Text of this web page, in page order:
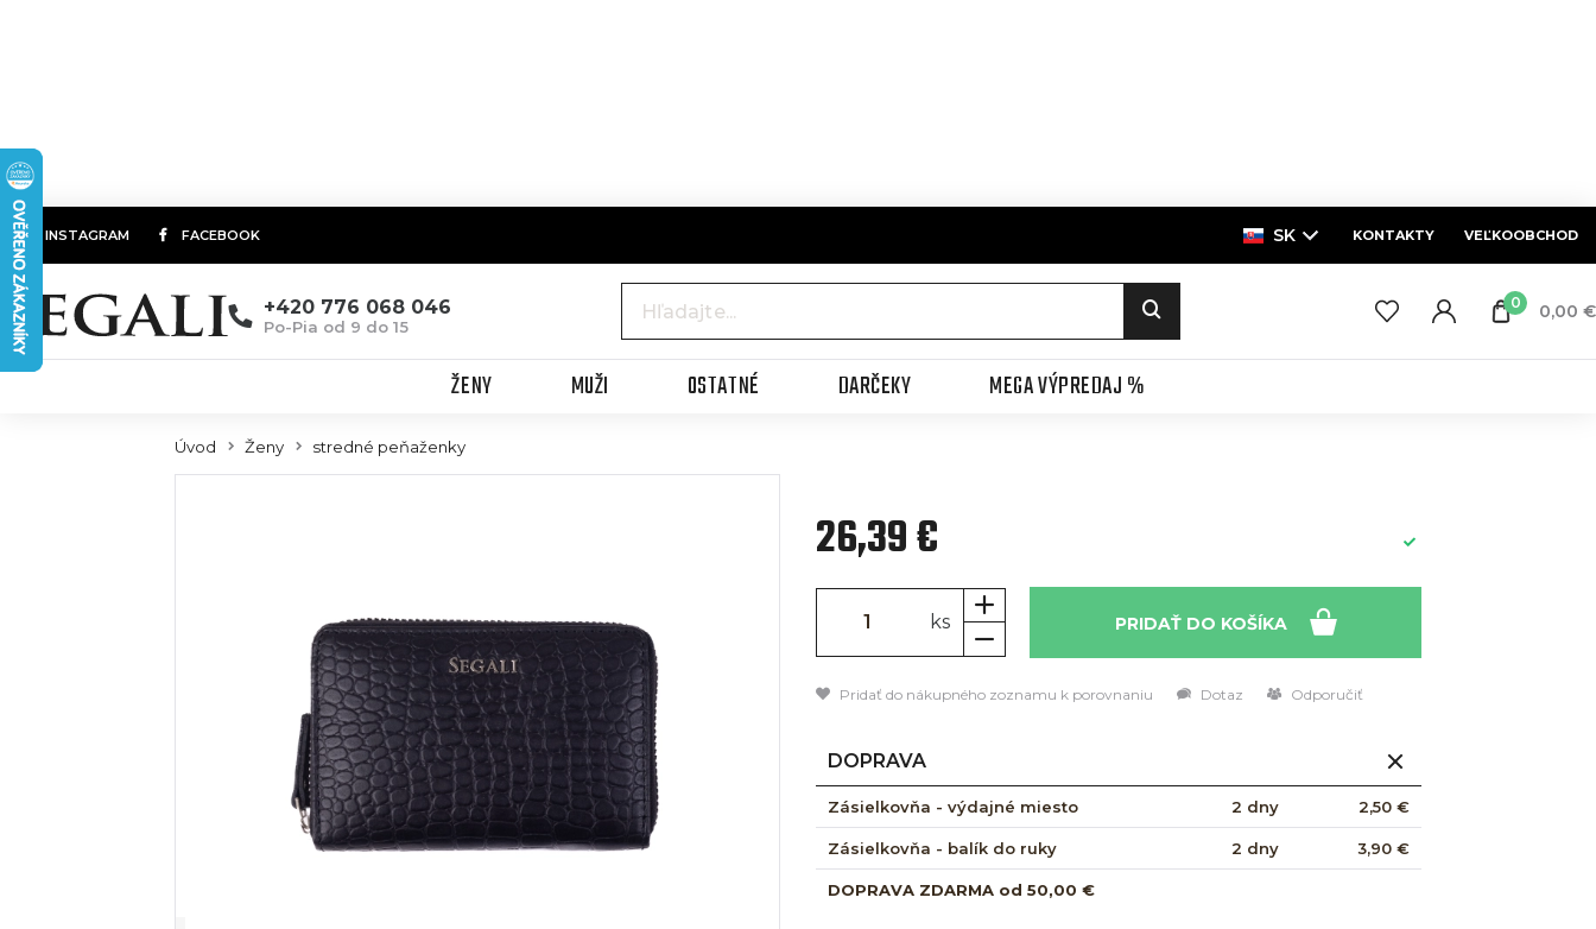
INSTAGRAM FACEBOOK SK KONTAKTY VEĽKOOBCHOD
+420 776 068 046
Po-Pia od 9 do 15
0 0,00 €
ŽENY MUŽI OSTATNÉ DARČEKY MEGA VÝPREDAJ %
Úvod Ženy stredné peňaženky
26,39 €
ks PRIDAŤ DO KOŠÍKA
Pridať do nákupného zoznamu k porovnaniu Dotaz Odporučiť
DOPRAVA
Zásielkovňa - výdajné miesto 2 dny 2,50 €
Zásielkovňa - balík do ruky 2 dny 3,90 €
DOPRAVA ZDARMA od 50,00 €